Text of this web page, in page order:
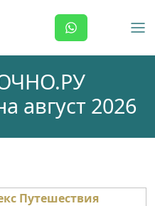
август 2026